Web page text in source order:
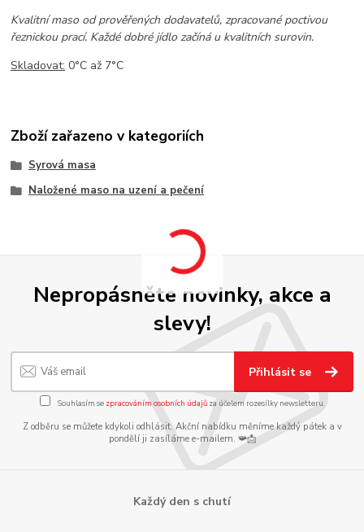
Kvalitní maso od prověřených dodavatelů, zpracované poctivou
řeznickou prací. Každé dobré jídlo začíná u kvalitních surovin.
Skladovat: 0°C až 7°C
Zboží zařazeno v kategoriích
Syrová masa
Naložené maso na uzení a pečení
Nepropásněte novinky, akce a
slevy!
Přihlásit se
Souhlasím se zpracováním osobních údajůza účelem rozesílky newsletteru.
Z odběru se můžete kdykoli odhlásit. Akční nabídku měníme každý pátek a v
pondělí ji zasíláme e-mailem. 📯📩
Každý den s chutí